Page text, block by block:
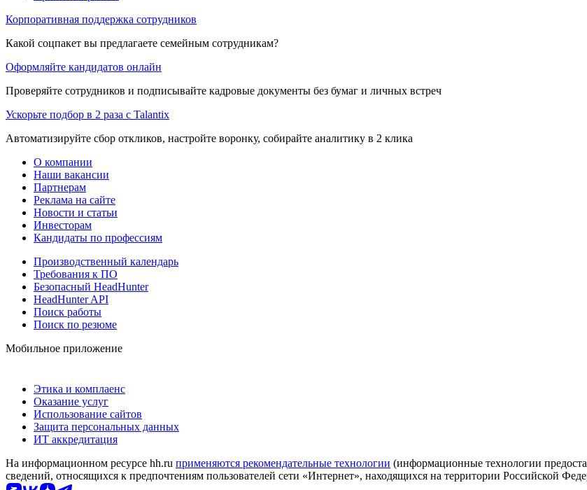
Корпоративная поддержка сотрудников
Какой соцпакет вы предлагаете семейным сотрудникам?
Оформляйте кандидатов онлайн
Проверяйте сотрудников и подписывайте кадровые документы без бумаг и личных встреч
Ускорьте подбор в 2 раза с Talantix
Автоматизируйте сбор откликов, настройте воронку, собирайте аналитику в 2 клика
О компании
Наши вакансии
Партнерам
Реклама на сайте
Новости и статьи
Инвесторам
Кандидаты по профессиям
Производственный календарь
Требования к ПО
Безопасный HeadHunter
HeadHunter API
Поиск работы
Поиск по резюме
Мобильное приложение
Этика и комплаенс
Оказание услуг
Использование сайтов
Защита персональных данных
ИТ аккредитация
На информационном ресурсе hh.ru применяются рекомендательные технологии (информационные технологии
сведений, относящихся к предпочтениям пользователей сети «Интернет», находящихся на территории Российской